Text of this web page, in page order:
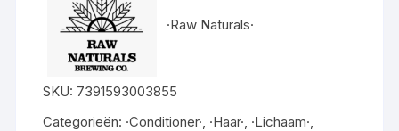
aantal
·Raw Naturals·
SKU: 7391593003855
Categorieën: ·Conditioner· ·Haar· ·Lichaam·